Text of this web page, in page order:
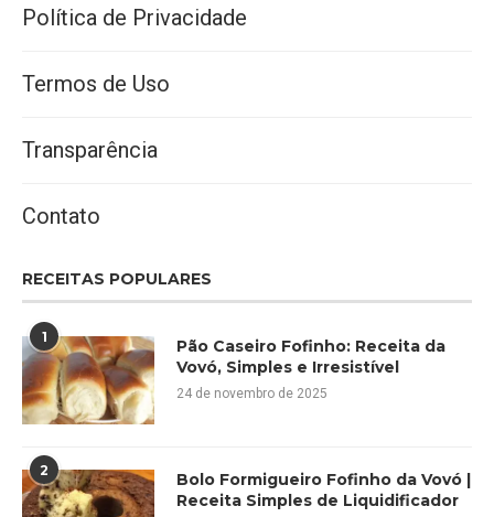
Política de Privacidade
Termos de Uso
Transparência
Contato
RECEITAS POPULARES
1
Pão Caseiro Fofinho: Receita da
Vovó, Simples e Irresistível
24 de novembro de 2025
2
Bolo Formigueiro Fofinho da Vovó |
Receita Simples de Liquidificador